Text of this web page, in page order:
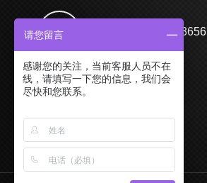
电话：400-869-3656
请您留言
感谢您的关注，当前客服人员不在
线，请填写一下您的信息，我们会
尽快和您联系。